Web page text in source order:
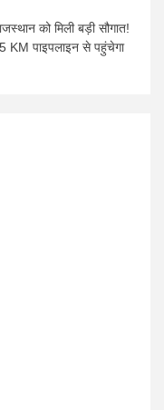
को मिली बड़ी सौगात!
KM पाइपलाइन से पहुंचेगा